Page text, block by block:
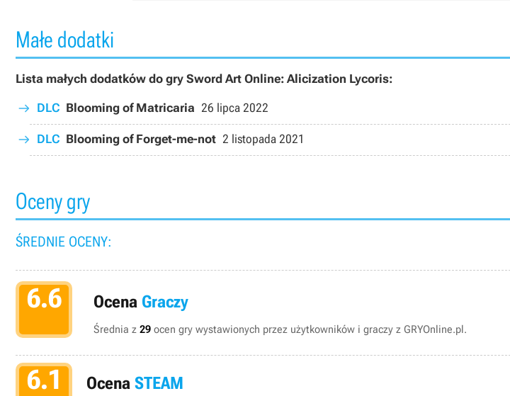
Małe dodatki
Lista małych dodatków do gry Sword Art Online: Alicization Lycoris:
DLC Blooming of Matricaria 26 lipca 2022
DLC Blooming of Forget-me-not 2 listopada 2021
Oceny gry
ŚREDNIE OCENY:
6.6 Ocena Graczy
Średnia z 29 ocen gry wystawionych przez użytkowników i graczy z GRYOnline.pl.
6.1 Ocena STEAM